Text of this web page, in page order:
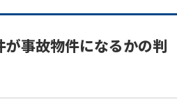
事故物件になるかの判